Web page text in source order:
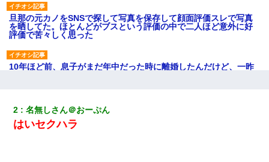
旦那の元カノをSNSで探して写真を保存して顔面評価スレで写真
を晒してた。ほとんどがブスという評価の中で二人ほど意外に好
評価で苦々しく思った
10年ほど前、息子がまだ年中だった時に離婚したんだけど、一昨
彼氏の家に泊まる事になり、ゲームで盛り上がってさぁ寝よう！
と電気を消すとミシッって音が…彼「ちょっと待ってて」→勢い
よくドアを開けるとなんと…
2 名無しさん＠おーぷん
はいセクハラ